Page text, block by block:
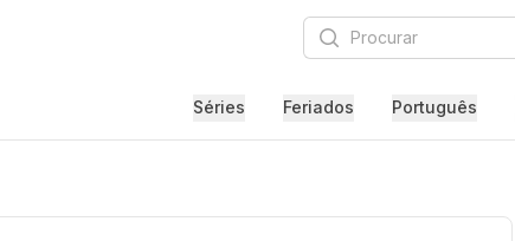
Procurar
Séries Feriados Português